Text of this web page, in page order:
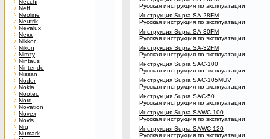
Necchi
Neff
Neoline
Neutrik
Nevalux
Nexx
Nikkor
Nikon
Nimzy
Nintaus
Nintendo
Nissan
Nodor
Nokia
Nootec
Nord
Novation
Novex
Novis
Nrg
Numark
Русская инструкция по эксплуатации
Инструкция Supra SA-28FM
Русская инструкция по эксплуатации
Инструкция Supra SA-30FM
Русская инструкция по эксплуатации
Инструкция Supra SA-32FM
Русская инструкция по эксплуатации
Инструкция Supra SAC-100
Русская инструкция по эксплуатации
Инструкция Supra SAC-105MUV
Русская инструкция по эксплуатации
Инструкция Supra SAC-50
Русская инструкция по эксплуатации
Инструкция Supra SAWC-100
Русская инструкция по эксплуатации
Инструкция Supra SAWC-120
Русская инструкция по эксплуатации